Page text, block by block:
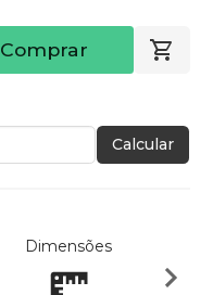
Comprar
Calcular
Dimensões